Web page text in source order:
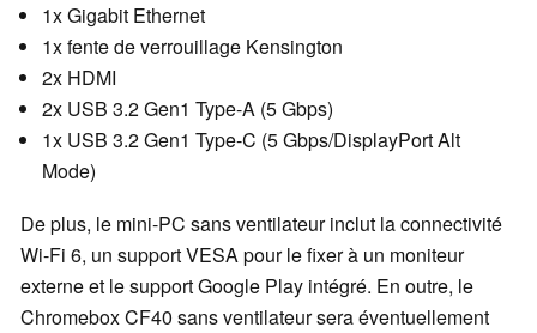
1x Gigabit Ethernet
1x fente de verrouillage Kensington
2x HDMI
2x USB 3.2 Gen1 Type-A (5 Gbps)
1x USB 3.2 Gen1 Type-C (5 Gbps/DisplayPort Alt
Mode)
De plus, le mini-PC sans ventilateur inclut la connectivité
Wi-Fi 6, un support VESA pour le fixer à un moniteur
externe et le support Google Play intégré. En outre, le
Chromebox CF40 sans ventilateur sera éventuellement